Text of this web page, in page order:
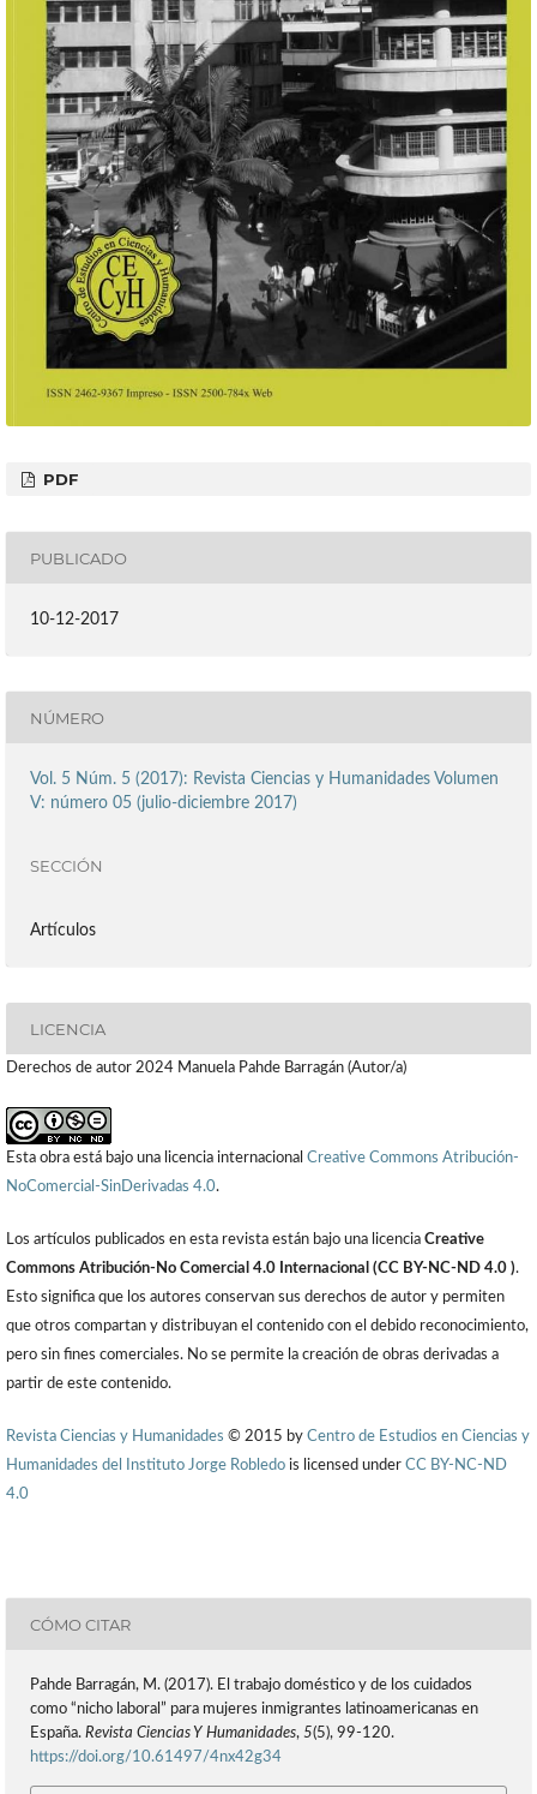
PDF
PUBLICADO
10-12-2017
NÚMERO
Vol. 5 Núm. 5 (2017): Revista Ciencias y Humanidades Volumen
V: número 05 (julio-diciembre 2017)
SECCIÓN
Artículos
LICENCIA
Derechos de autor 2024 Manuela Pahde Barragán (Autor/a)
Esta obra está bajo una licencia internacional Creative Commons Atribución-
NoComercial-SinDerivadas 4.0.
Los artículos publicados en esta revista están bajo una licencia Creative
Commons Atribución-No Comercial 4.0 Internacional (CC BY-NC-ND 4.0 ).
Esto significa que los autores conservan sus derechos de autor y permiten
que otros compartan y distribuyan el contenido con el debido reconocimiento,
pero sin fines comerciales. No se permite la creación de obras derivadas a
partir de este contenido.
Revista Ciencias y Humanidades © 2015 by Centro de Estudios en Ciencias y
Humanidades del Instituto Jorge Robledo is licensed under CC BY-NC-ND
4.0
CÓMO CITAR
Pahde Barragán, M. (2017). El trabajo doméstico y de los cuidados
como “nicho laboral” para mujeres inmigrantes latinoamericanas en
España. Revista Ciencias Y Humanidades, 5(5), 99-120.
https://doi.org/10.61497/4nx42g34